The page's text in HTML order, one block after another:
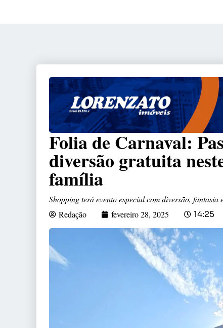
Folia de Carnaval:
diversão gratuita
família
Shopping terá evento especial com diversão,
Redação
fevereiro 28, 2025 14:25